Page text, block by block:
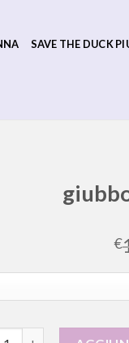
SAVE THE DUCK
€